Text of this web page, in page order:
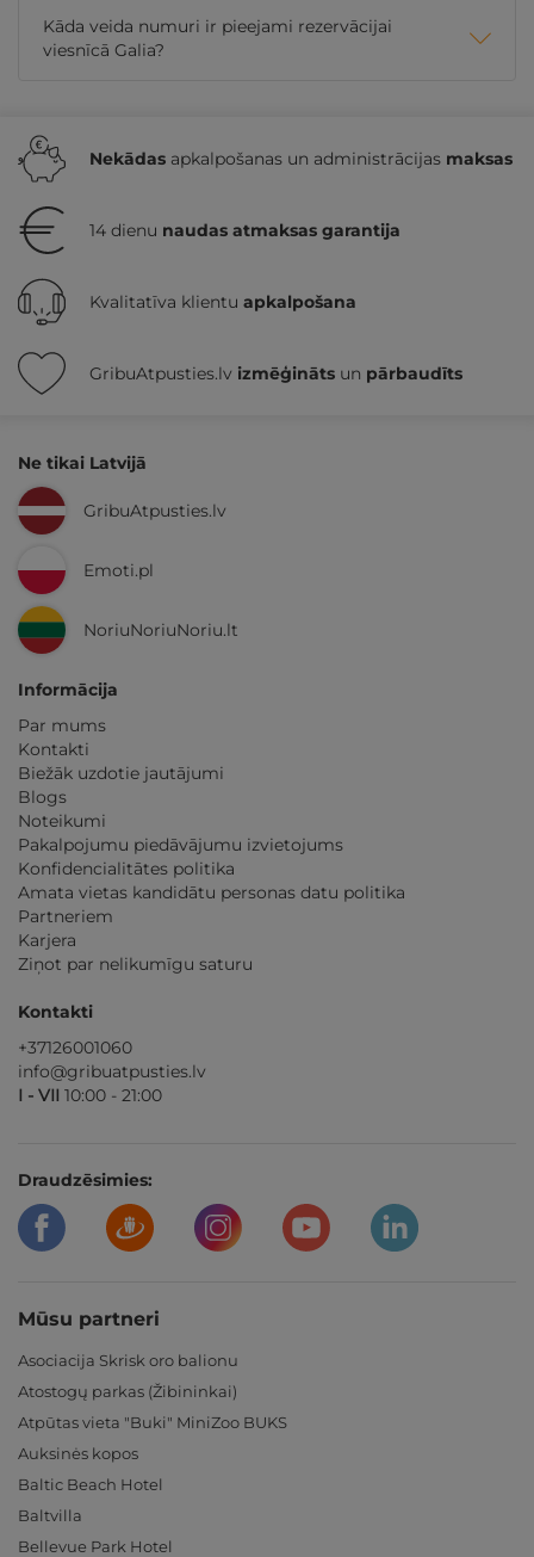
Kāda veida numuri ir pieejami rezervācijai
viesnīcā Galia?
Nekādas apkalpošanas un administrācijas maksas
14 dienu naudas atmaksas garantija
Kvalitatīva klientu apkalpošana
GribuAtpusties.lv izmēģināts un pārbaudīts
Ne tikai Latvijā
GribuAtpusties.lv
Emoti.pl
NoriuNoriuNoriu.lt
Informācija
Par mums
Kontakti
Biežāk uzdotie jautājumi
Blogs
Noteikumi
Pakalpojumu piedāvājumu izvietojums
Konfidencialitātes politika
Amata vietas kandidātu personas datu politika
Partneriem
Karjera
Ziņot par nelikumīgu saturu
Kontakti
+37126001060
info@gribuatpusties.lv
I - VII 10:00 - 21:00
Draudzēsimies:
Mūsu partneri
Asociacija Skrisk oro balionu
Atostogų parkas (Žibininkai)
Atpūtas vieta "Buki" MiniZoo BUKS
Auksinės kopos
Baltic Beach Hotel
Baltvilla
Bellevue Park Hotel